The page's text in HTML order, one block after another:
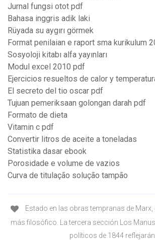
Jurnal fungsi otot pdf
Bahasa inggris adik laki
Rüyada su aygırı görmek
Format penilaian e raport sma kurikulum
Sosyoloji kitabı alfa yayınları
Modul excel 2010 pdf
Ejercicios resueltos de calor y
El secreto del tio oscar pdf
Tujuan pemeriksaan golongan darah pdf
Formato de dieta
Vitamin c pdf
Convertir litros de aceite a toneladas
Statistika dasar ebook
Porosidade e volume de vazios
Curva de titulação solução tampão
Estado en las obras tempranas de
más filosófico. La tercera sección Los
políticos de 1844 reflejarán